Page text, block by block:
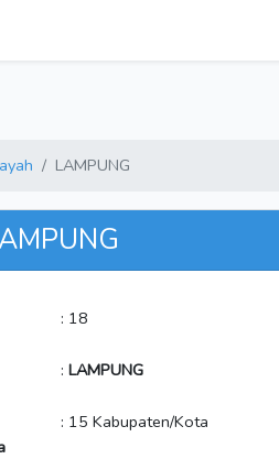
LAMPUNG
: 18
: LAMPUNG
: 15 Kabupaten/Kota